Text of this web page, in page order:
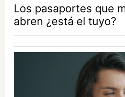
Los pasaportes que
abren ¿está el tuyo?